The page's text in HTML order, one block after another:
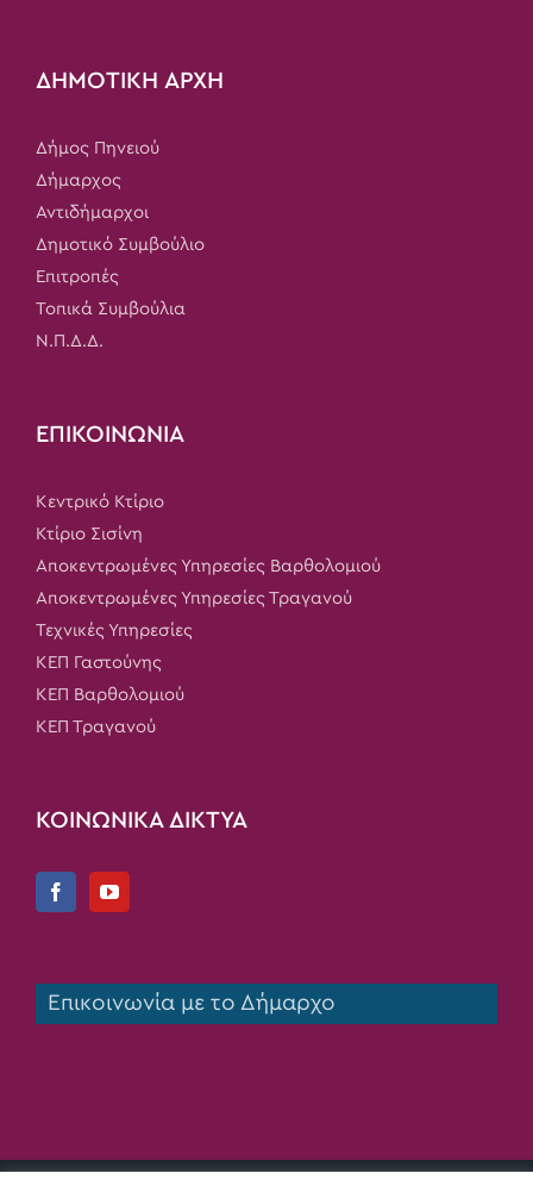
ΔΗΜΟΤΙΚΗ ΑΡΧΗ
Δήμος Πηνειού
Δήμαρχος
Αντιδήμαρχοι
Δημοτικό Συμβούλιο
Επιτροπές
Τοπικά Συμβούλια
Ν.Π.Δ.Δ.
ΕΠΙΚΟΙΝΩΝΙΑ
Κεντρικό Κτίριο
Κτίριο Σισίνη
Αποκεντρωμένες Υπηρεσίες Βαρθολομιού
Αποκεντρωμένες Υπηρεσίες Τραγανού
Τεχνικές Υπηρεσίες
ΚΕΠ Γαστούνης
ΚΕΠ Βαρθολομιού
ΚΕΠ Τραγανού
ΚΟΙΝΩΝΙΚΑ ΔΙΚΤΥΑ
Επικοινωνία με το Δήμαρχο